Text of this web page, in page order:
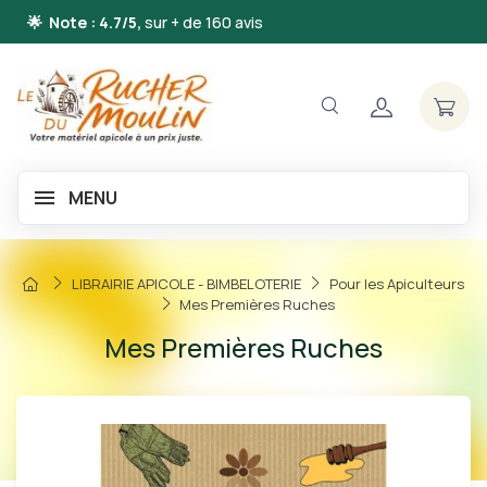
🌟 Note : 4.7/5, sur + de 160 avis
MENU
LIBRAIRIE APICOLE - BIMBELOTERIE
Pour les Apiculteurs
Mes Premières Ruches
Mes Premières Ruches